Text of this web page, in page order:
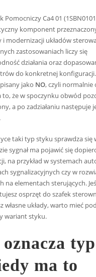
Pomocniczy Ca4 01
komponent
i modernizacji układów
zastosowaniach liczy się
działania oraz
do konkretnej
jako NO, czyli normalnie
to, że w spoczynku obwód
a po zadziałaniu następuje
taki typ styku sprawdza się
sygnał ma pojawić się
na przykład w systemach
sygnalizacyjnych czy w
na elementach sterujących.
osprzęt do szafek
własne układy, warto mieć
wariant styku.
oznacza
ma to